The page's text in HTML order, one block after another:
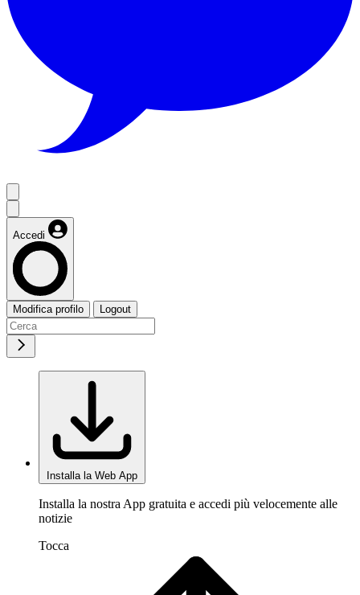
Accedi
Modifica profilo Logout
Installa la Web App
Installa la nostra App gratuita e accedi più velocemente alle
notizie
Tocca